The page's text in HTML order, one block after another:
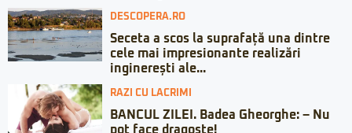
DESCOPERA.RO
Seceta a scos la suprafață una dintre
cele mai impresionante realizări
inginerești ale...
RAZI CU LACRIMI
BANCUL ZILEI. Badea Gheorghe: – Nu
pot face dragoste!